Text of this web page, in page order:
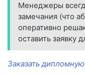
Менеджеры
замечания (что
оперативно
оставить заявку
Заказать